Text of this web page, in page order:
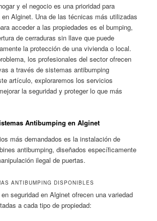
y el negocio es una prioridad para
en Alginet. Una de las técnicas más utilizadas
acceder a las propiedades es el bumping,
de cerraduras sin llave que puede
la protección de una vivienda o local.
los profesionales del sector ofrecen
a través de sistemas antibumping
artículo, exploraremos los servicios
la seguridad y proteger lo que más
Antibumping en Alginet
más demandados es la instalación de
antibumping, diseñados específicamente
ilegal de puertas.
ANTIBUMPING DISPONIBLES
seguridad en Alginet ofrecen una variedad
a cada tipo de propiedad: